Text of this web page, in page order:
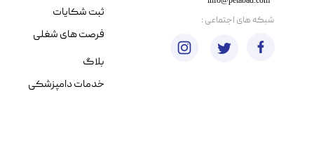
ثبت شکایات
فرصت های شغلی
​شبکه های اجتماعی :
بلاگ
خدمات دامپزشکی